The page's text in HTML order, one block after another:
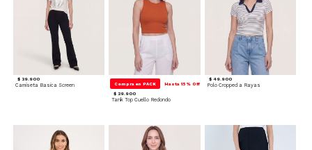
$ 39.900
Camiseta Basica Screen Compra en PACK Hasta 15% Off
$ 29.900
Tank Top Cuello Redondo
$ 49.900
Polo Cropped a Rayas